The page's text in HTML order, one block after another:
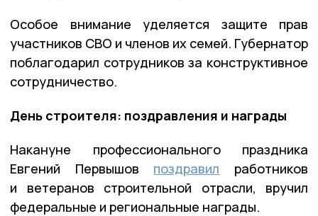
Особое внимание уделяется защите прав
участников СВО и членов их семей. Губернатор
поблагодарил сотрудников за конструктивное
сотрудничество.
День строителя: поздравления и награды
Накануне профессионального праздника
Евгений Первышов поздравил работников
и ветеранов строительной отрасли, вручил
федеральные и региональные награды.